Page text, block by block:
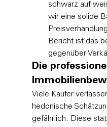
schwarz auf
wir eine solide
Bericht ist das
gegenüber
Die
Viele Käufer
hedonische
gefährlich. Diese